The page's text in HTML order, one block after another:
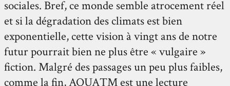
sociales. Bref, ce monde semble atrocement réel
et si la dégradation des climats est bien
exponentielle, cette vision à vingt ans de notre
futur pourrait bien ne plus être « vulgaire »
fiction. Malgré des passages un peu plus faibles,
comme la fin, AQUA™ est une lecture